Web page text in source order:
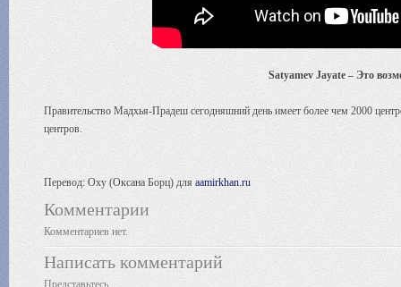
Satyamev Jayate – Это
Правительство Мадхья-Прадеш сегодняшний день имеет более чем 2000
центров.
Перевод: Oxy (Оксана Борц) для aamirkhan.ru
Комментарии
Комментариев нет.
Написать комментарий
Представьтесь